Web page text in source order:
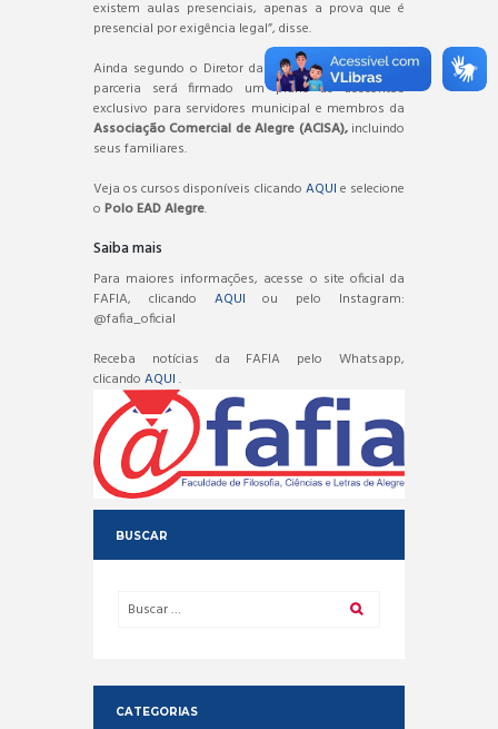
existem aulas presenciais, apenas a prova que é
presencial por exigência legal”, disse.
Ainda segundo o Diretor da
FAFIA, por meio desta
parceria será firmado um plano de descontos
exclusivo para servidores municipal e membros da
Associação Comercial de Alegre (ACISA),incluindo
seus familiares.
Veja os cursos disponíveis clicando AQUI e selecione
o Polo EAD Alegre.
Saiba mais
Para maiores informações, acesse o site oficial da
FAFIA, clicando AQUI ou pelo Instagram:
@fafia_oficial
Receba notícias da FAFIA pelo Whatsapp,
clicando AQUI .
BUSCAR
CATEGORIAS